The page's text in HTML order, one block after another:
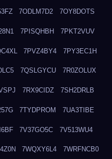
7ODLM7D2 7OY8DOTS
7PISQHBH 7PKT2VUV
7PVZ4BY4 7PY3EC1H
7QSLGYCU 7R0ZOLUX
7RX9CIDZ 7SH2DRLB
7TYDPROM 7UA3TIBE
7V37GO5C 7V513WU4
7WQXY6L4 7WRFNCB0